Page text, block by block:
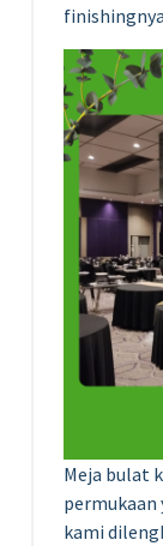
Meja bulat
permukaan
kami